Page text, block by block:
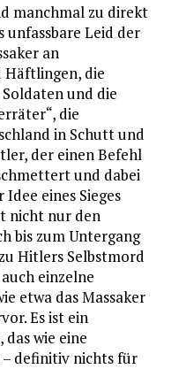
manchmal zu direkt
unfassbare Leid der
an
die
und die
die
in Schutt und
der einen Befehl
und dabei
eines Sieges
nicht nur den
bis zum Untergang
Hitlers Selbstmord
einzelne
etwa das Massaker
Es ist ein
wie eine
definitiv nichts für